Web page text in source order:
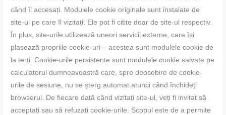
când îl accesați. Modulele cookie originale sunt instalate de
site-ul pe care îl vizitați. Ele pot fi citite doar de site-ul respectiv.
În plus, site-urile utilizează uneori servicii externe, care își
plasează propriile cookie-uri – acestea sunt modulele cookie de
la terți. Cookie-urile persistente sunt modulele cookie salvate pe
calculatorul dumneavoastră care, spre deosebire de cookie-
urile de sesiune, nu se șterg automat atunci când închideți
browserul. De fiecare dată când vizitați site-ul, veți fi invitat să
acceptați sau să refuzați cookie-urile. Scopul este de a permite